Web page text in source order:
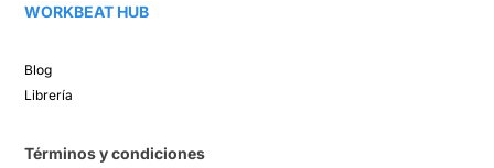
WORKBEAT HUB​
Blog​
Librería​
Términos y condiciones